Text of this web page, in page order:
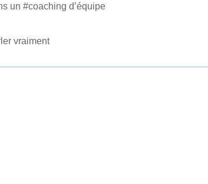
un #coaching d’équipe
vraiment